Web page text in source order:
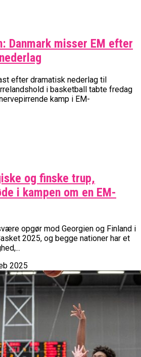
Danmark misser EM efter
efter dramatisk nederlag til
i basketball tabte fredag
kamp i EM-
og finske trup,
i kampen om en EM-
opgør mod Georgien og Finland i
2025, og begge nationer har et
2025